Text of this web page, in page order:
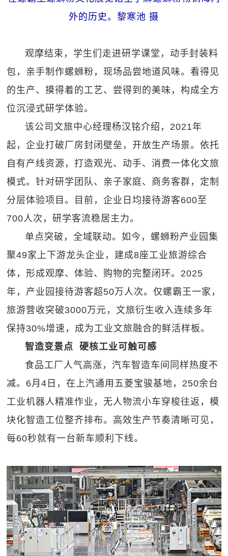
外的历史。黎寒池 摄
观摩结束，学生们走进研学课堂，动手封装料
包，亲手制作螺蛳粉，现场品尝地道风味。看得见
的生产、摸得着的工艺、尝得到的美味，构成全方
位沉浸式研学体验。
该公司文旅中心经理杨汉铭介绍，2021年
起，企业打破厂房封闭壁垒，开放生产场景。依托
自有产线资源，打造观光、动手、消费一体化文旅
模式。针对研学团队、亲子家庭、商务客群，定制
分层体验项目。目前，企业日均接待游客600至
700人次，研学客流稳居主力。
单点突破，全域联动。如今，螺蛳粉产业园集
聚49家上下游龙头企业，建成8座工业旅游综合
体，形成观摩、体验、购物的完整闭环。2025
年，产业园接待游客超50万人次。仅螺霸王一家，
旅游营收突破3000万元，文旅衍生收入连续多年
保持30%增速，成为工业文旅融合的鲜活样板。
智造变景点 硬核工业可‍触可感
食品工厂人气高涨，汽车智造车间同样热度不
减。6月4日，在上汽通用五菱宝骏基地，250余台
工业机器人精准作业，无人物流小车穿梭往返，模
块化智造工位整齐排布。高效生产节奏清晰可见，
每60秒就有一台新车顺利下线。